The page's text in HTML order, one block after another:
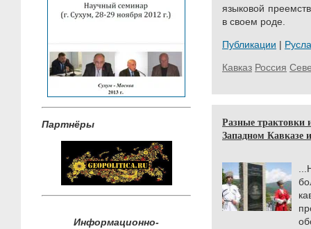
Партнёры
Информационно-
языковой
в своем роде.
Публикации |
Кавказ Россия
Разные трактовки
Западном Кавказе